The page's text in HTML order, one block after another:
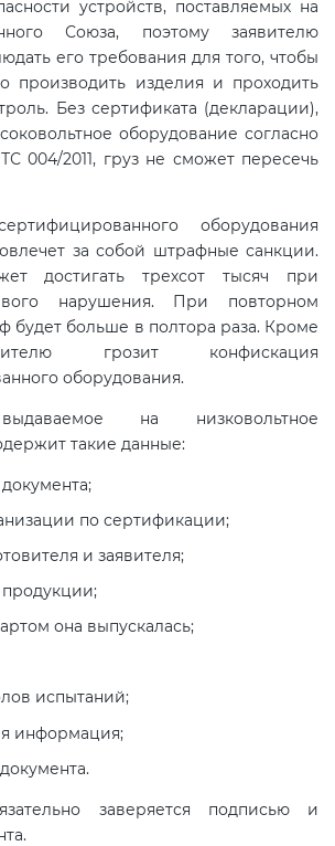
устройств, поставляемых на
Союза, поэтому заявителю
его требования для того, чтобы
производить изделия и проходить
Без сертификата (декларации),
оборудование согласно
004/2011, груз не сможет пересечь
оборудования
за собой штрафные санкции.
достигать трехсот тысяч при
нарушения. При повторном
будет больше в полтора раза. Кроме
грозит конфискация
оборудования.
на низковольтное
такие данные:
по сертификации;
и заявителя;
она выпускалась;
испытаний;
информация;
заверяется подписью и